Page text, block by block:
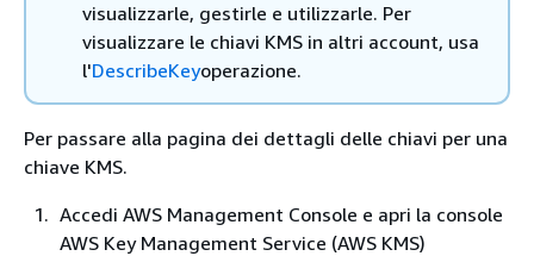
visualizzarle, gestirle e utilizzarle. Per
visualizzare le chiavi KMS in altri account, usa
l'DescribeKeyoperazione.
Per passare alla pagina dei dettagli delle chiavi per una
chiave KMS.
Accedi AWS Management Console e apri la console
AWS Key Management Service (AWS KMS)